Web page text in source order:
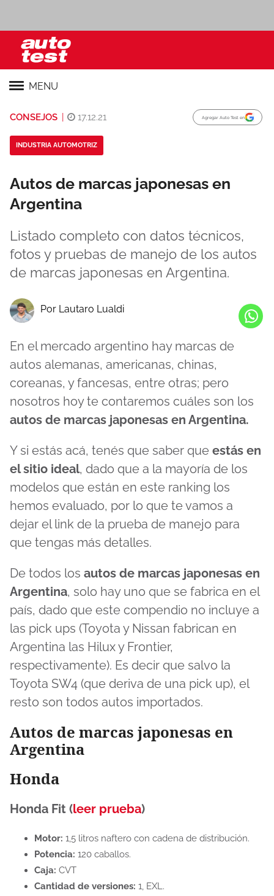
MENU
CONSEJOS 17.12.21 Agregar Auto Test en
INDUSTRIA AUTOMOTRIZ
Autos de marcas japonesas en
Argentina
Listado completo con datos técnicos,
fotos y pruebas de manejo de los autos
de marcas japonesas en Argentina.
Por Lautaro Lualdi
En el mercado argentino hay marcas de
autos alemanas, americanas, chinas,
coreanas, y fancesas, entre otras; pero
nosotros hoy te contaremos cuáles son los
autos de marcas japonesas en Argentina.
Y si estás acá, tenés que saber que estás en
el sitio ideal, dado que a la mayoría de los
modelos que están en este ranking los
hemos evaluado, por lo que te vamos a
dejar el link de la prueba de manejo para
que tengas más detalles.
De todos los autos de marcas japonesas en
Argentina, solo hay uno que se fabrica en el
país, dado que este compendio no incluye a
las pick ups (Toyota y Nissan fabrican en
Argentina las Hilux y Frontier,
respectivamente). Es decir que salvo la
Toyota SW4 (que deriva de una pick up), el
resto son todos autos importados.
Autos de marcas japonesas en
Argentina
Honda
Honda Fit (leer prueba)
Motor: 1,5 litros naftero con cadena de distribución.
Potencia: 120 caballos.
Caja: CVT
Cantidad de versiones: 1, EXL.